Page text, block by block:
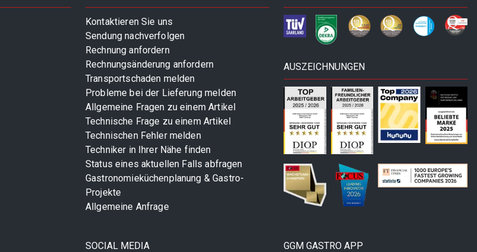
Kontaktieren Sie uns
Sendung nachverfolgen
Rechnung anfordern
Rechnungsänderung anfordern
Transportschaden melden
Probleme bei der Lieferung melden
Allgemeine Fragen zu einem Artikel
Technische Frage zu einem Artikel
Technischen Fehler melden
Techniker in Ihrer Nähe finden
Status eines aktuellen Falls abfragen
Gastronomieküchenplanung & Gastro-
Projekte
Allgemeine Anfrage
AUSZEICHNUNGEN
SOCIAL MEDIA GGM GASTRO APP